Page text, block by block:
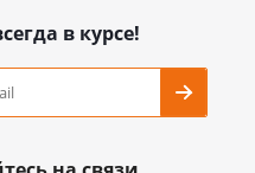
в курсе!